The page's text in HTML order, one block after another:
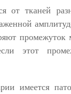
от тканей
этот
имеется